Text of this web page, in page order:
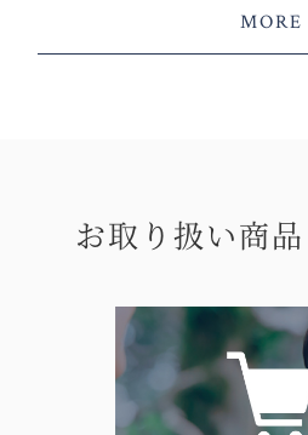
MORE
お取り扱い商